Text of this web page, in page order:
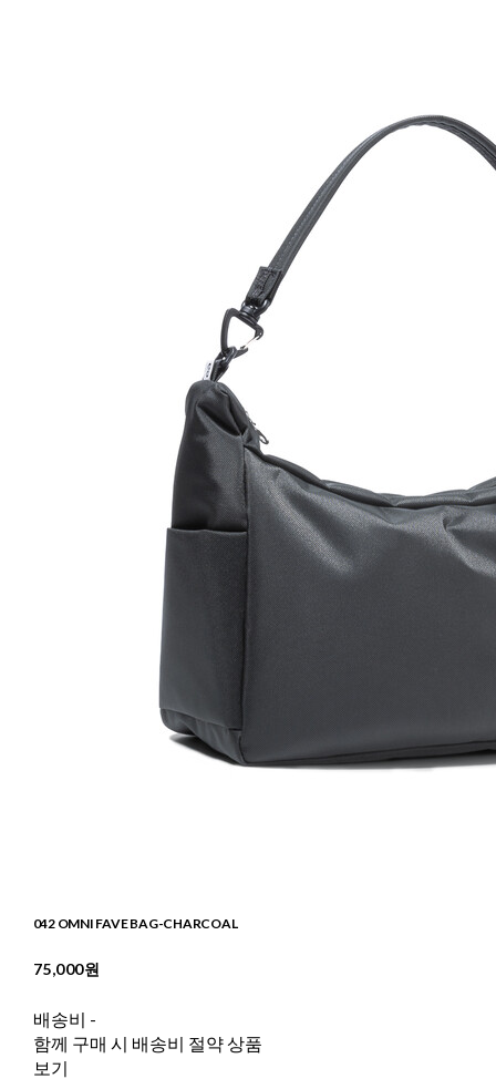
042 OMNI FAVE BAG-CHARCOAL
75,000원
배송비 -
함께 구매 시 배송비 절약 상품
보기